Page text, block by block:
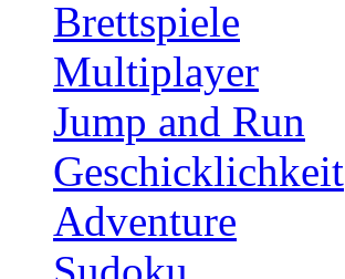
Brettspiele
Multiplayer
Jump and Run
Geschicklichkeit
Adventure